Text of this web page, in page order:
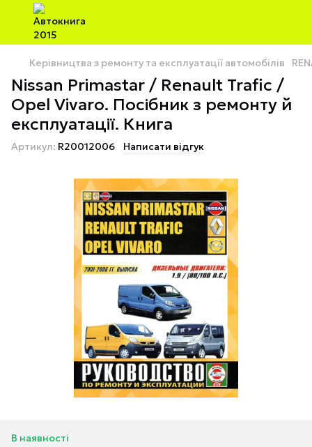
Керівництва з ремонту та експлуатації автомобілів
Nissan Primastar / Renault Trafic /
Opel Vivaro. Посібник з ремонту й
експлуатації. Книга
Артикул: R20012006 Написати відгук
В наявності